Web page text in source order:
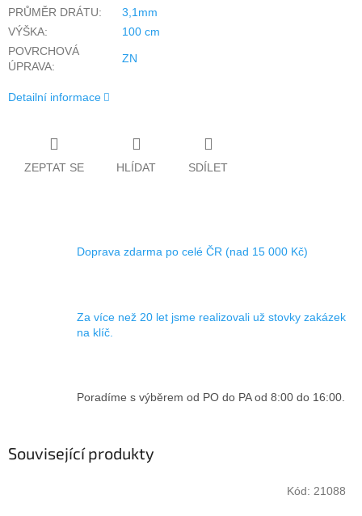
PRŮMĚR DRÁTU:
3,1mm
VÝŠKA:
100 cm
POVRCHOVÁ
ÚPRAVA:
ZN
Detailní informace
ZEPTAT SE HLÍDAT SDÍLET
Doprava zdarma po celé ČR (nad 15 000 Kč)
Za více než 20 let jsme realizovali už stovky zakázek
na klíč.
Poradíme s výběrem od PO do PA od 8:00 do 16:00.
Související produkty
Kód: 21088